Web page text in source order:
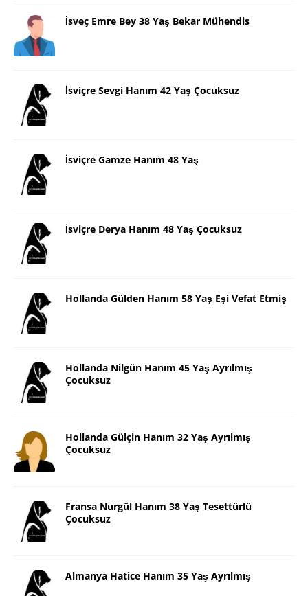
İsveç Emre Bey 38 Yaş Bekar Mühendis
İsviçre Sevgi Hanım 42 Yaş Çocuksuz
İsviçre Gamze Hanım 48 Yaş
İsviçre Derya Hanım 48 Yaş Çocuksuz
Hollanda Gülden Hanım 58 Yaş Eşi Vefat Etmiş
Hollanda Nilgün Hanım 45 Yaş Ayrılmış
Çocuksuz
Hollanda Gülçin Hanım 32 Yaş Ayrılmış
Çocuksuz
Fransa Nurgül Hanım 38 Yaş Tesettürlü
Çocuksuz
Almanya Hatice Hanım 35 Yaş Ayrılmış